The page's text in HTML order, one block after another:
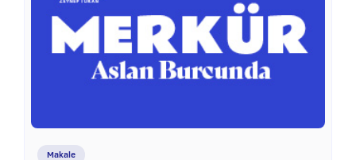
Makale